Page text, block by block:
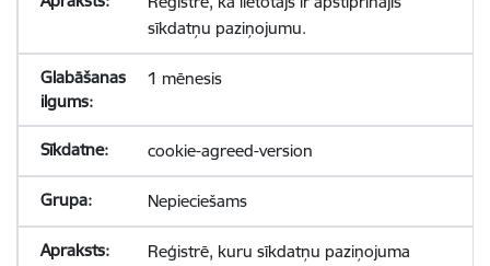
sīkdatņu paziņojumu.
1 mēnesis
cookie-agreed-version
Nepieciešams
Reģistrē, kuru sīkdatņu paziņojuma